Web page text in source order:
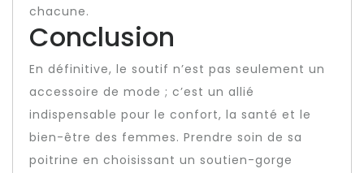
chacune.
Conclusion
En définitive, le soutif n’est pas seulement un
accessoire de mode ; c’est un allié
indispensable pour le confort, la santé et le
bien-être des femmes. Prendre soin de sa
poitrine en choisissant un soutien-gorge